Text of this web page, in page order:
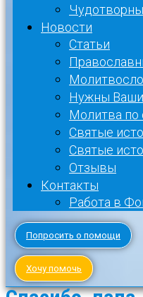
Новости
Статьи
Нужны Ваши
Молитва по
Святые
Святые
Отзывы
Контакты
Работа в
Попросить о помощи
Хочу помочь